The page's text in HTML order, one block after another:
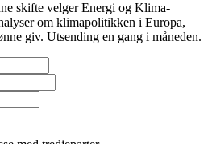
skifte velger Energi og Klima-
om klimapolitikken i Europa,
giv. Utsending en gang i måneden.